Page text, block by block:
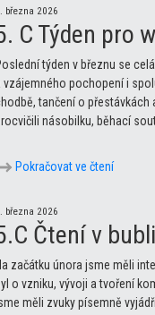
března 2026
C Týden pro
týden v březnu se
vzájemného pochopení i
tančení o přestávkách
násobilku, běhací
Pokračovat ve čtení
března 2026
Čtení v
začátku února jsme měli
o vzniku, vývoji a tvoření
měli zvuky písemně